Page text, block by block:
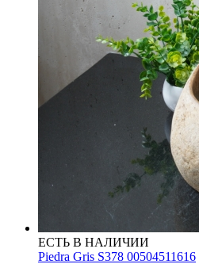
ЕСТЬ В НАЛИЧИИ
Piedra Gris S378 00504511616